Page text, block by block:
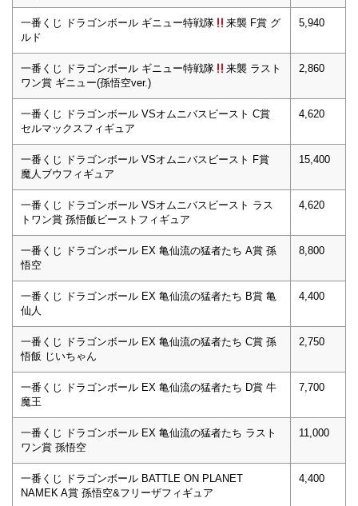
一番くじ ドラゴンボール ギニュー特戦隊
来襲 F賞 グ
ルド
5,940
一番くじ ドラゴンボール ギニュー特戦隊
来襲 ラスト
ワン賞 ギニュー(孫悟空ver.)
2,860
一番くじ ドラゴンボール VSオムニバスビースト C賞
セルマックスフィギュア
4,620
一番くじ ドラゴンボール VSオムニバスビースト F賞
魔人ブウフィギュア
15,400
一番くじ ドラゴンボール VSオムニバスビースト ラス
トワン賞 孫悟飯ビーストフィギュア
4,620
一番くじ ドラゴンボール EX 亀仙流の猛者たち A賞 孫
悟空
8,800
一番くじ ドラゴンボール EX 亀仙流の猛者たち B賞 亀
仙人
4,400
一番くじ ドラゴンボール EX 亀仙流の猛者たち C賞 孫
悟飯 じいちゃん
2,750
一番くじ ドラゴンボール EX 亀仙流の猛者たち D賞 牛
魔王
7,700
一番くじ ドラゴンボール EX 亀仙流の猛者たち ラスト
ワン賞 孫悟空
11,000
一番くじ ドラゴンボール BATTLE ON PLANET
NAMEK A賞 孫悟空&フリーザフィギュア
4,400